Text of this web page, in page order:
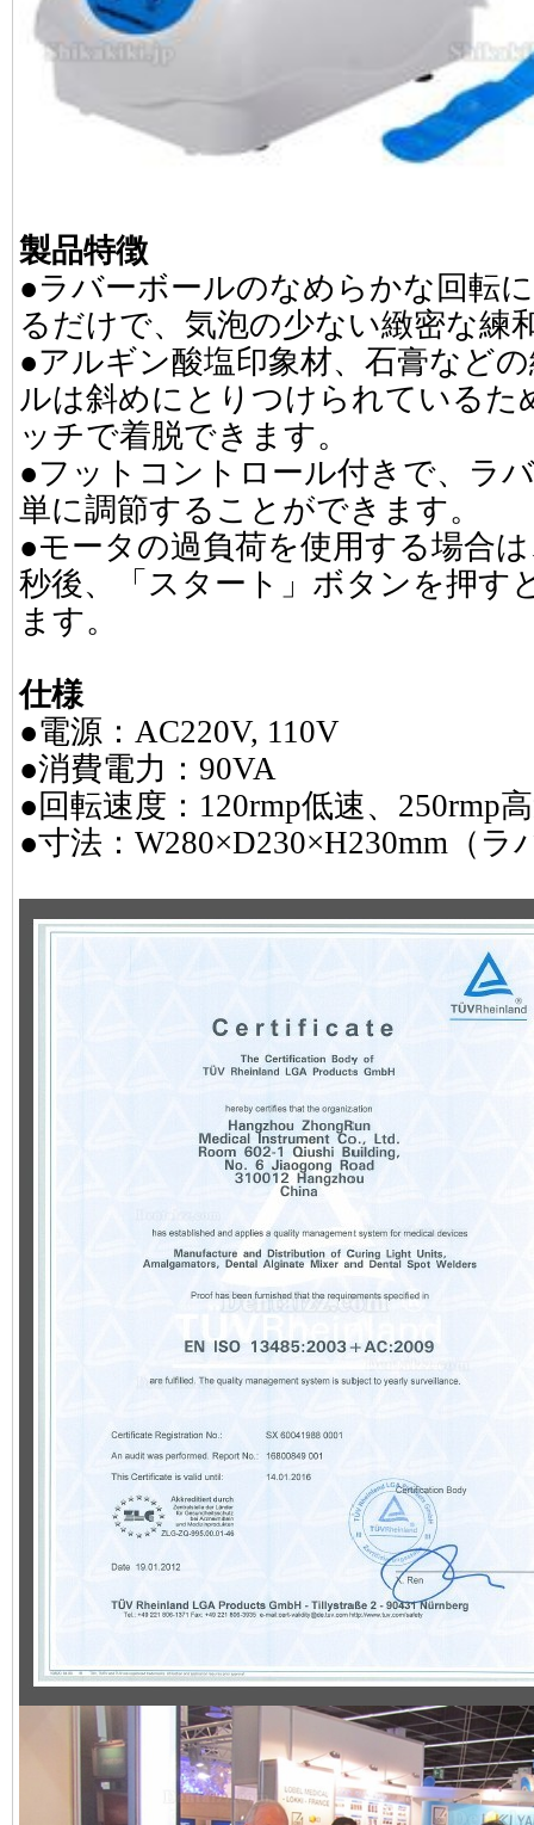
製品特徴
●ラバーボールのなめらかな回転
るだけで、気泡の少ない緻密な練
●アルギン酸塩印象材、石膏など
ルは斜めにとりつけられているた
ッチで着脱できます。
●フットコントロール付きで、ラ
単に調節することができます。
●モータの過負荷を使用する場合
秒後、「スタート」ボタンを押す
ます。
仕様
●電源：AC220V, 110V
●消費電力：90VA
●回転速度：120rmp低速、250rmp
●寸法：W280×D230×H230mm（